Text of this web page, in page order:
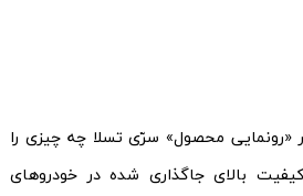
رییس تسلا، ایلان ماسک، در تاریخ 17 اکتبر در «رونمایی محصول» سرّی تسلا چه چیزی را
بالای جاگذاری شده در خودروهای